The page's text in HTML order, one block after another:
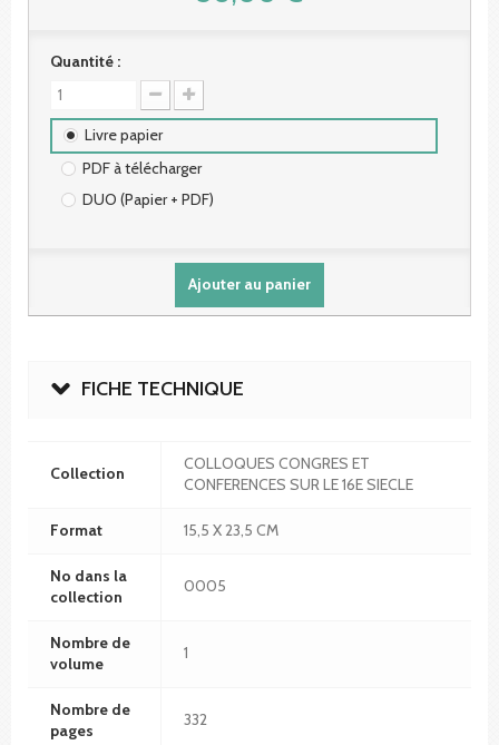
Quantité :
Livre papier
PDF à télécharger
DUO (Papier + PDF)
Ajouter au panier
FICHE TECHNIQUE
Collection
COLLOQUES CONGRES ET
CONFERENCES SUR LE 16E SIECLE
Format 15,5 X 23,5 CM
No dans la
collection
0005
Nombre de
volume
1
Nombre de
pages
332